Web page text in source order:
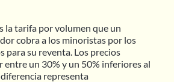
la tarifa por volumen que un
cobra a los minoristas por los
para su reventa. Los precios
entre un 30% y un 50% inferiores al
representa